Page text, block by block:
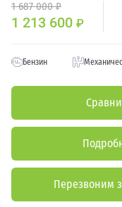
1 687 000 ₽
1 213 600 ₽
Бензин
Перезвоним